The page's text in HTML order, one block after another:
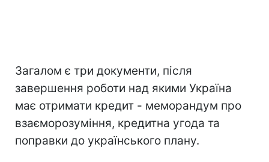
Загалом є три документи, після
завершення роботи над якими Україна
має отримати кредит - меморандум про
взаєморозуміння, кредитна угода та
поправки до українського плану.